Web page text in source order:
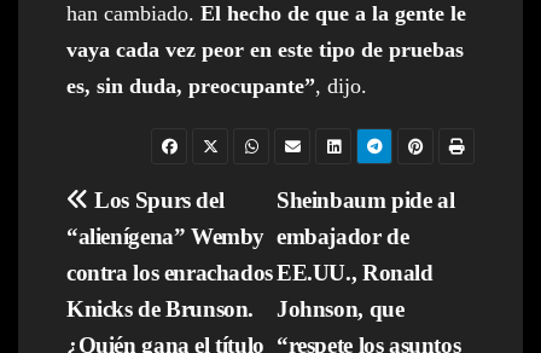
han cambiado. El hecho de que a la gente le
vaya cada vez peor en este tipo de pruebas
es, sin duda, preocupante”, dijo.
Navegación
de
entradas
Sheinbaum pide al
embajador de
EE.UU., Ronald
Johnson, que
“respete los asuntos
Los Spurs del
“alienígena” Wemby
contra los enrachados
Knicks de Brunson.
¿Quién gana el título